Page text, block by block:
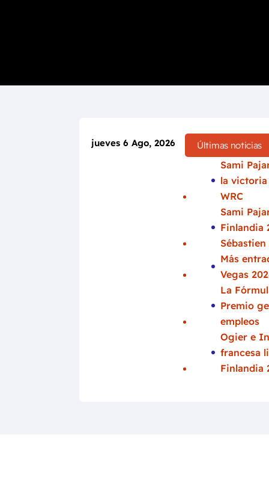
jueves 6 Ago, 2026 Últimas noticias
Sami
la victoria
WRC
Sami
Finlandia
Más
Vegas
La
Premio
empleos
Ogier e
francesa
Finlandia